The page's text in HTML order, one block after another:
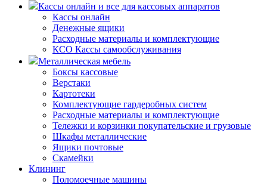
Кассы онлайн и все для кассовых аппаратов
Кассы онлайн
Денежные ящики
Расходные материалы и комплектующие
КСО Кассы самообслуживания
Металлическая мебель
Боксы кассовые
Верстаки
Картотеки
Комплектующие гардеробных систем
Расходные материалы и комплектующие
Тележки и корзинки покупательские и грузовые
Шкафы металлические
Ящики почтовые
Скамейки
Клининг
Поломоечные машины